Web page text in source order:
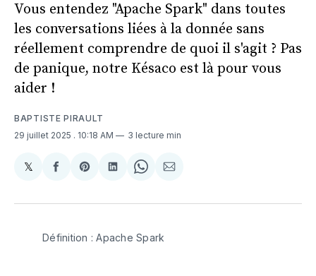
Vous entendez "Apache Spark" dans toutes
les conversations liées à la donnée sans
réellement comprendre de quoi il s'agit ? Pas
de panique, notre Késaco est là pour vous
aider !
BAPTISTE PIRAULT
29 juillet 2025 . 10:18 AM 3 lecture min
𝕏Share
X
Partager
Facebook
Share
Pinterest
Partager
LinkedIn
Share
WhatsApp
Partager
Courriel
Définition : Apache Spark